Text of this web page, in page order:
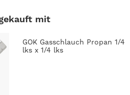
mit
GOK Gasschlauch Propan 1/4
lks x 1/4 lks